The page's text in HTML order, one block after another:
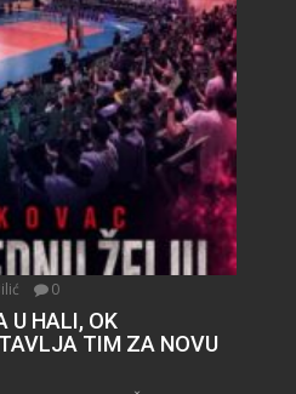
0
U HALI, OK
TIM ZA NOVU